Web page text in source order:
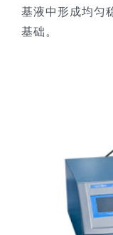
基液中形成均匀
基础。